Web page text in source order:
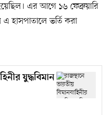
এর আগে ১৬ ফেব্রুয়ারি
হাসপাতালে ভর্তি করা
যুদ্ধবিমান